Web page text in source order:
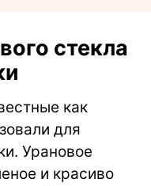
стекла
как
для
Урановое
и красиво